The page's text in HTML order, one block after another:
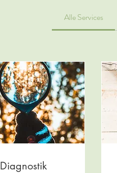
Alle Services
Diagnostik